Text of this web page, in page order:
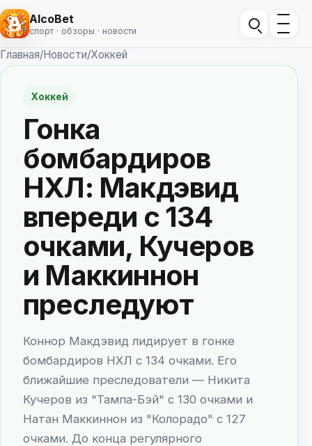
AlcoBet
спорт · обзоры · новости
Главная/Новости/Хоккей
Хоккей
Гонка
бомбардиров
НХЛ: Макдэвид
впереди с 134
очками, Кучеров
и Маккиннон
преследуют
Коннор Макдэвид лидирует в гонке
бомбардиров НХЛ с 134 очками. Его
ближайшие преследователи — Никита
Кучеров из "Тампа-Бэй" с 130 очками и
Натан Маккиннон из "Колорадо" с 127
очками. До конца регулярного